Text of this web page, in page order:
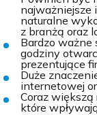
najważniejsze
naturalne
z branżą oraz
Bardzo ważne
godziny
prezentujące
Duże
internetowej
Coraz
które